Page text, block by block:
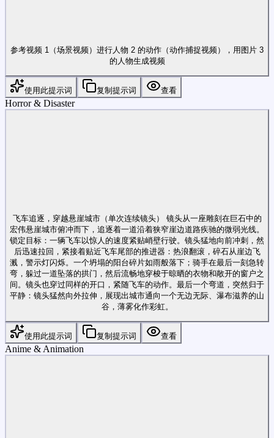
参考视频 1（场景视频）进行人物 2 的动作（动作捕捉视频），用图片 3
的人物生成视频
使用此提示词 复制提示词 查看
Horror & Disaster
飞车追逐，穿越悬崖城市（单次连续镜头） 镜头从一座雕刻在巨石中的
宏伟悬崖城市俯冲而下，追逐着一道沿着狭窄崖边道路疾驰的微弱光线。
锁定目标：一辆飞车以惊人的速度紧贴峭壁行驶。镜头猛地向前冲刺，然
后迅速拉回，紧接着贴近飞车尾部的推进器：热浪翻滚，碎石从崖边飞
溅，警示灯闪烁。一个坍塌的阳台碎片如雨般落下；骑手在最后一刻急转
弯，躲过一道坠落的拱门，然后流畅地穿梭于晾晒的衣物和敞开的窗户之
间。镜头也穿过同样的开口，紧随飞车的动作。最后一个弯道，突然归于
平静：镜头猛然向外拉伸，展现出城市通向一个无边无际、瀑布滋养的山
谷，薄雾化作彩虹。
使用此提示词 复制提示词 查看
Anime & Animation